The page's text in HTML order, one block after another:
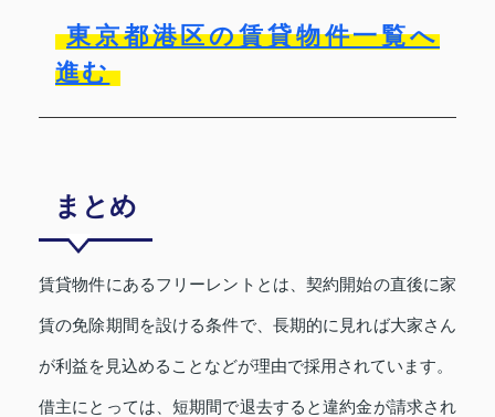
東京都港区の賃貸物件一覧へ
進む
まとめ
賃貸物件にあるフリーレントとは、契約開始の直後に家
賃の免除期間を設ける条件で、長期的に見れば大家さん
が利益を見込めることなどが理由で採用されています。
借主にとっては、短期間で退去すると違約金が請求され